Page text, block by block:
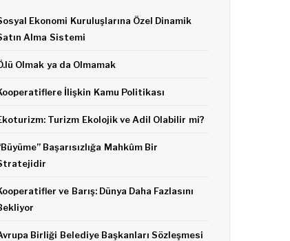
Ekonomi Kuruluşlarına Özel Dinamik
Alma Sistemi
Olmak ya da Olmamak
İlişkin Kamu Politikası
Turizm Ekolojik ve Adil Olabilir mi?
Başarısızlığa Mahkûm Bir
ve Barış: Dünya Daha Fazlasını
Birliği Belediye Başkanları Sözleşmesi